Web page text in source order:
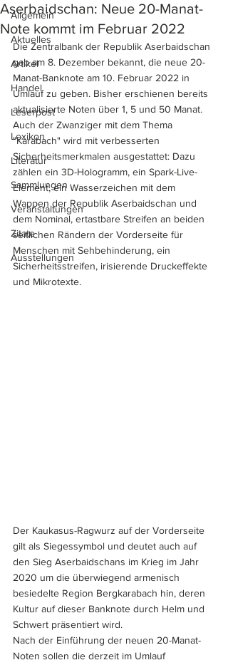
Allgemein
Aktuelles
Artikel
Handel
Leserpost
Lexikon
Literatur
Sammlungen
Veranstaltungen
Zitate
Ausstellungen
Aserbaidschan: Neue 20-Manat-
Note kommt im Februar 2022
Die Zentralbank der Republik Aserbaidschan
gab am 8. Dezember bekannt, die neue 20-
Manat-Banknote am 10. Februar 2022 in
Umlauf zu geben. Bisher erschienen bereits
aktualisierte Noten über 1, 5 und 50 Manat.
Auch der Zwanziger mit dem Thema
"Karabach" wird mit verbesserten
Sicherheitsmerkmalen ausgestattet: Dazu
zählen ein 3D-Hologramm, ein Spark-Live-
Element, ein Wasserzeichen mit dem
Wappen der Republik Aserbaidschan und
dem Nominal, ertastbare Streifen an beiden
seitlichen Rändern der Vorderseite für
Menschen mit Sehbehinderung, ein
Sicherheitsstreifen, irisierende Druckeffekte
und Mikrotexte.
Der Kaukasus-Ragwurz auf der Vorderseite
gilt als Siegessymbol und deutet auch auf
den Sieg Aserbaidschans im Krieg im Jahr
2020 um die überwiegend armenisch
besiedelte Region Bergkarabach hin, deren
Kultur auf dieser Banknote durch Helm und
Schwert präsentiert wird.
Nach der Einführung der neuen 20-Manat-
Noten sollen die derzeit im Umlauf